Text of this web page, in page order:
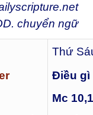
chuyển ngữ
Thứ
Ðiều gì
Mc